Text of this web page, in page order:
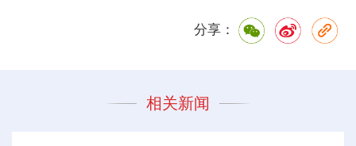
分享：
相关新闻